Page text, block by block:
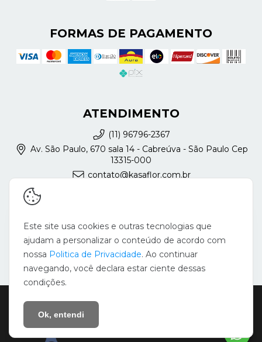
FORMAS DE PAGAMENTO
ATENDIMENTO
(11) 96796-2367
Av. São Paulo, 670 sala 14 - Cabreúva - São Paulo Cep
13315-000
contato@kasaflor.com.br
Copyright Silvia Augusta França - KasaFlor - 22728371000127 - 2026.
Este site usa cookies e outras tecnologias que
ajudam a personalizar o conteúdo de acordo com
nossa Politica de Privacidade. Ao continuar
navegando, você declara estar ciente dessas
condições.
Ok, entendi